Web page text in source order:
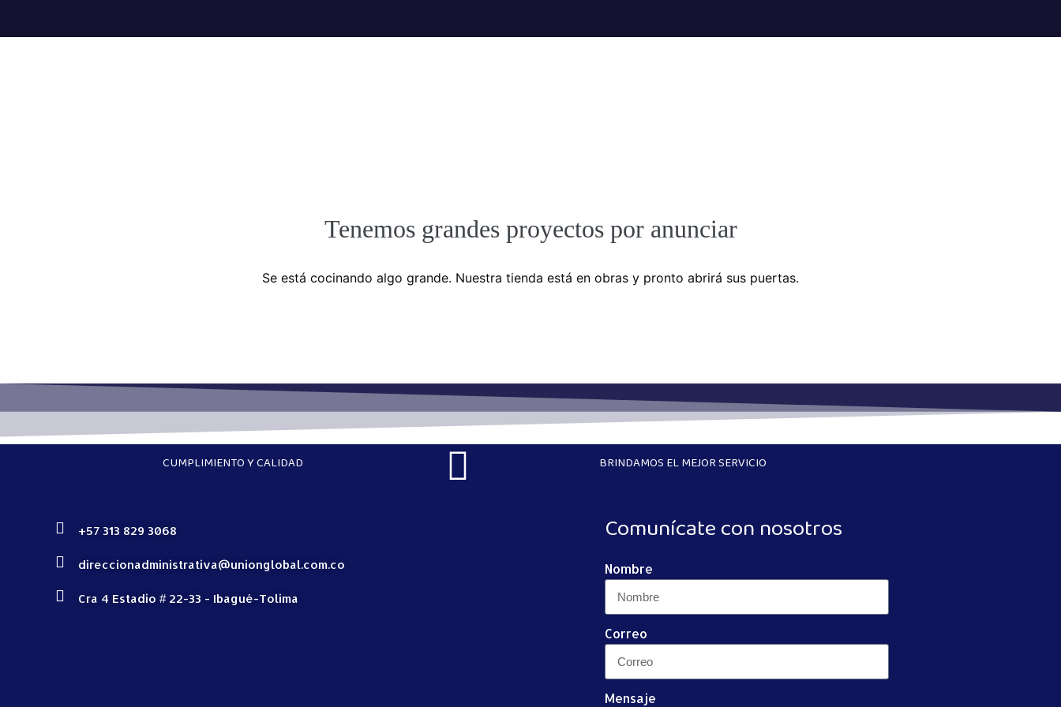
Tenemos grandes proyectos por anunciar
Se está cocinando algo grande. Nuestra tienda está en obras y pronto abrirá sus puertas.
CUMPLIMIENTO Y CALIDAD BRINDAMOS EL MEJOR SERVICIO
+57 313 829 3068
direccionadministrativa@unionglobal.com.co
Cra 4 Estadio # 22-33 - Ibagué-Tolima
Comunícate con nosotros
Nombre
Correo
Mensaje